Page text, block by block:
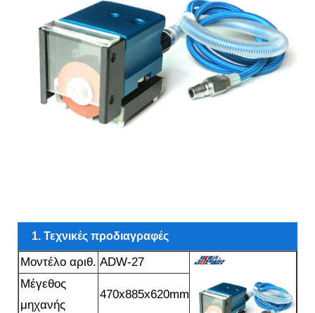
1. Τεχνικές προδιαγραφές
Μοντέλο αριθ. ADW-27
Μέγεθος
μηχανής
470x885x620mm